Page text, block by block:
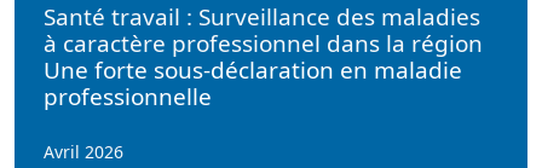
Santé travail : Surveillance des maladies
à caractère professionnel dans la région
Une forte sous-déclaration en maladie
professionnelle
Avril 2026